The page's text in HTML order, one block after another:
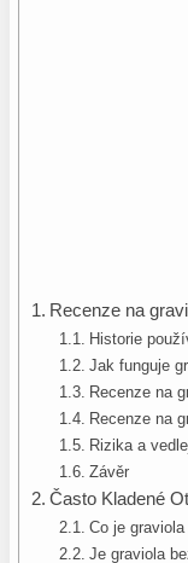
Recenze na
Historie
Jak funguje
Recenze na
Recenze na
Rizika a
Závěr
Často Kladené
Co je
Je graviola